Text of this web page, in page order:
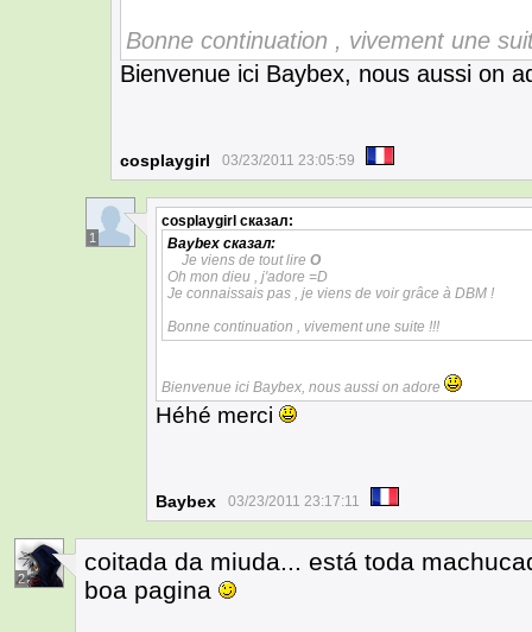
Bonne continuation , vivement une
Bienvenue ici Baybex, nous aussi on
cosplaygirl 03/23/2011 23:05:59
1
cosplaygirl сказал:
Baybex сказал:
Je viens de tout lire O
Oh mon dieu , j'adore =D
Je connaissais pas , je viens de voir grâce à DBM !
Bonne continuation , vivement une suite !!!
Bienvenue ici Baybex, nous aussi on adore
Héhé merci
Baybex 03/23/2011 23:17:11
2
coitada da miuda... está toda
boa pagina